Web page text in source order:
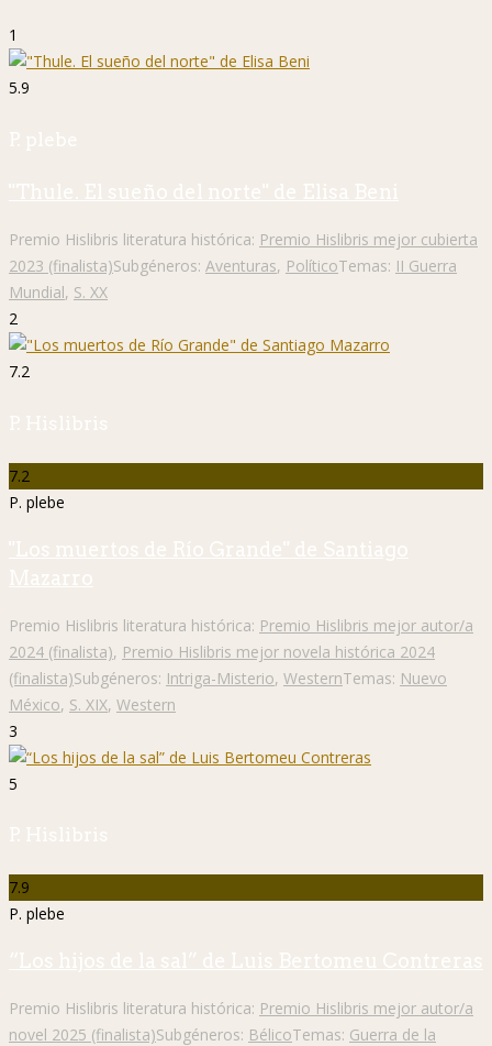
1
5.9
P. plebe
"Thule. El sueño del norte" de Elisa Beni
Premio Hislibris literatura histórica: Premio Hislibris mejor cubierta
2023 (finalista)Subgéneros: Aventuras, PolíticoTemas: II Guerra
Mundial, S. XX
2
7.2
P. Hislibris
7.2
P. plebe
"Los muertos de Río Grande" de Santiago
Mazarro
Premio Hislibris literatura histórica: Premio Hislibris mejor autor/a
2024 (finalista), Premio Hislibris mejor novela histórica 2024
(finalista)Subgéneros: Intriga-Misterio, WesternTemas: Nuevo
México, S. XIX, Western
3
5
P. Hislibris
7.9
P. plebe
“Los hijos de la sal” de Luis Bertomeu Contreras
Premio Hislibris literatura histórica: Premio Hislibris mejor autor/a
novel 2025 (finalista)Subgéneros: BélicoTemas: Guerra de la